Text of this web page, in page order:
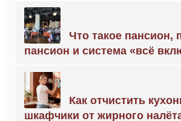
Что такое пансион,
пансион и система «всё
Как отчистить
шкафчики от жирного